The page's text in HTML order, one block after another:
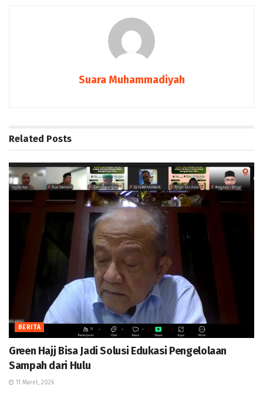
Suara Muhammadiyah
Related Posts
BERITA
Green Hajj Bisa Jadi Solusi Edukasi Pengelolaan
Sampah dari Hulu
11 Maret, 2026